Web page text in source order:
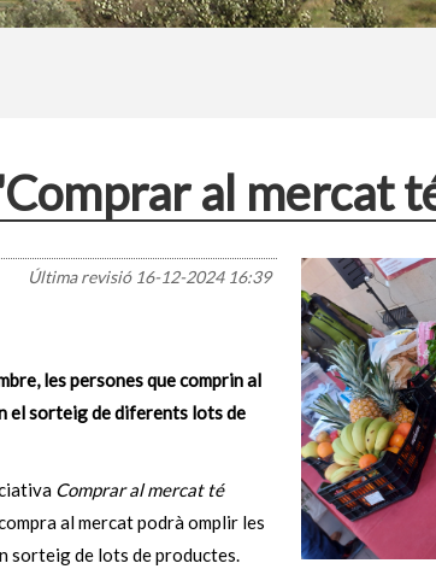
al mercat
Última revisió 16-12-2024 16:39
les persones que comprin al
el sorteig de diferents lots de
Comprar al mercat té
al mercat podrà omplir les
sorteig de lots de productes.